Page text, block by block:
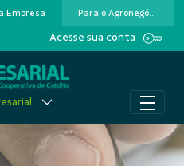
Empresa Para o Agronegócio
Acesse sua conta